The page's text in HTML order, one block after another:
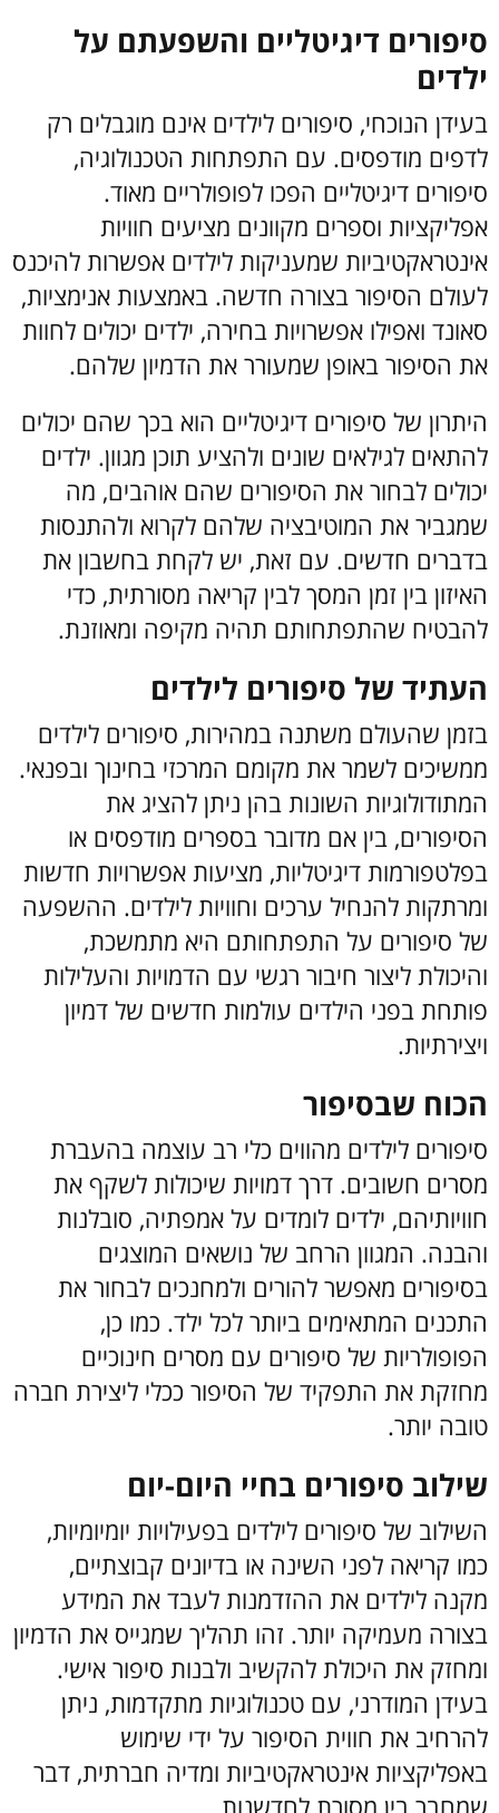
סיפורים דיגיטליים והשפעתם על
ילדים
בעידן הנוכחי, סיפורים לילדים אינם מוגבלים רק
לדפים מודפסים. עם התפתחות הטכנולוגיה,
סיפורים דיגיטליים הפכו לפופולריים מאוד.
אפליקציות וספרים מקוונים מציעים חוויות
אינטראקטיביות שמעניקות לילדים אפשרות להיכנס
לעולם הסיפור בצורה חדשה. באמצעות אנימציות,
סאונד ואפילו אפשרויות בחירה, ילדים יכולים לחוות
את הסיפור באופן שמעורר את הדמיון שלהם.
היתרון של סיפורים דיגיטליים הוא בכך שהם יכולים
להתאים לגילאים שונים ולהציע תוכן מגוון. ילדים
יכולים לבחור את הסיפורים שהם אוהבים, מה
שמגביר את המוטיבציה שלהם לקרוא ולהתנסות
בדברים חדשים. עם זאת, יש לקחת בחשבון את
האיזון בין זמן המסך לבין קריאה מסורתית, כדי
להבטיח שהתפתחותם תהיה מקיפה ומאוזנת.
העתיד של סיפורים לילדים
בזמן שהעולם משתנה במהירות, סיפורים לילדים
ממשיכים לשמר את מקומם המרכזי בחינוך ובפנאי.
המתודולוגיות השונות בהן ניתן להציג את
הסיפורים, בין אם מדובר בספרים מודפסים או
בפלטפורמות דיגיטליות, מציעות אפשרויות חדשות
ומרתקות להנחיל ערכים וחוויות לילדים. ההשפעה
של סיפורים על התפתחותם היא מתמשכת,
והיכולת ליצור חיבור רגשי עם הדמויות והעלילות
פותחת בפני הילדים עולמות חדשים של דמיון
ויצירתיות.
הכוח שבסיפור
סיפורים לילדים מהווים כלי רב עוצמה בהעברת
מסרים חשובים. דרך דמויות שיכולות לשקף את
חוויותיהם, ילדים לומדים על אמפתיה, סובלנות
והבנה. המגוון הרחב של נושאים המוצגים
בסיפורים מאפשר להורים ולמחנכים לבחור את
התכנים המתאימים ביותר לכל ילד. כמו כן,
הפופולריות של סיפורים עם מסרים חינוכיים
מחזקת את התפקיד של הסיפור ככלי ליצירת חברה
טובה יותר.
שילוב סיפורים בחיי היום-יום
השילוב של סיפורים לילדים בפעילויות יומיומיות,
כמו קריאה לפני השינה או בדיונים קבוצתיים,
מקנה לילדים את ההזדמנות לעבד את המידע
בצורה מעמיקה יותר. זהו תהליך שמגייס את הדמיון
ומחזק את היכולת להקשיב ולבנות סיפור אישי.
בעידן המודרני, עם טכנולוגיות מתקדמות, ניתן
להרחיב את חווית הסיפור על ידי שימוש
באפליקציות אינטראקטיביות ומדיה חברתית, דבר